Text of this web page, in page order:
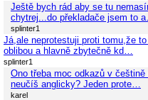
Ještě bych rád aby se tu
chytrej...do překladače jsem to
splinter1
Já,ale neprotestuji proti tomu,že
oblibou a hlavně zbytečně kd…
splinter1
Ono třeba moc odkazů v
neučíš anglicky? Jeden prote…
karel